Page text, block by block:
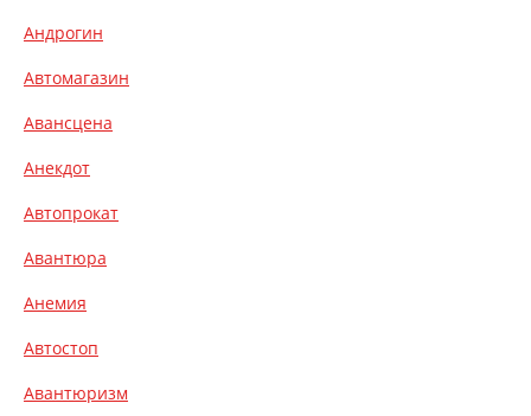
Андрогин
Автомагазин
Авансцена
Анекдот
Автопрокат
Авантюра
Анемия
Автостоп
Авантюризм